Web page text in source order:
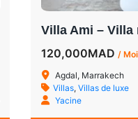
120,000MAD /
Agdal, Marrakech
Villas, Villas de luxe
Yacine